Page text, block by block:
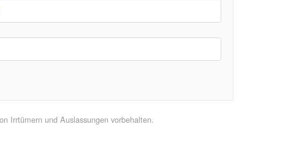
Irrtümern und Auslassungen vorbehalten.